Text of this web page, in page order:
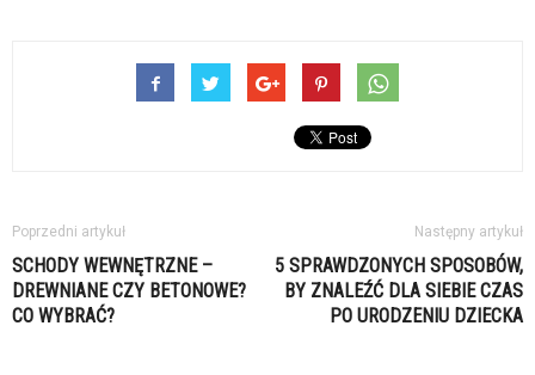
Poprzedni artykuł
SCHODY WEWNĘTRZNE –
DREWNIANE CZY BETONOWE?
CO WYBRAĆ?
Następny artykuł
5 SPRAWDZONYCH SPOSOBÓW,
BY ZNALEŹĆ DLA SIEBIE CZAS
PO URODZENIU DZIECKA